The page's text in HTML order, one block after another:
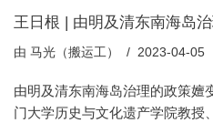
王日根 | 由明及清东南海岛
由 马光（搬运工） 2023-04-05
由明及清东南海岛治理的政策嬗
门大学历史与文化遗产学院教授